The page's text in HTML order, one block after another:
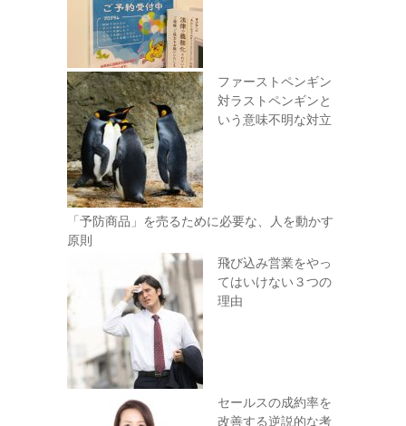
ファーストペンギン
対ラストペンギンと
いう意味不明な対立
「予防商品」を売るために必要な、人を動かす
原則
飛び込み営業をやっ
てはいけない３つの
理由
セールスの成約率を
改善する逆説的な考